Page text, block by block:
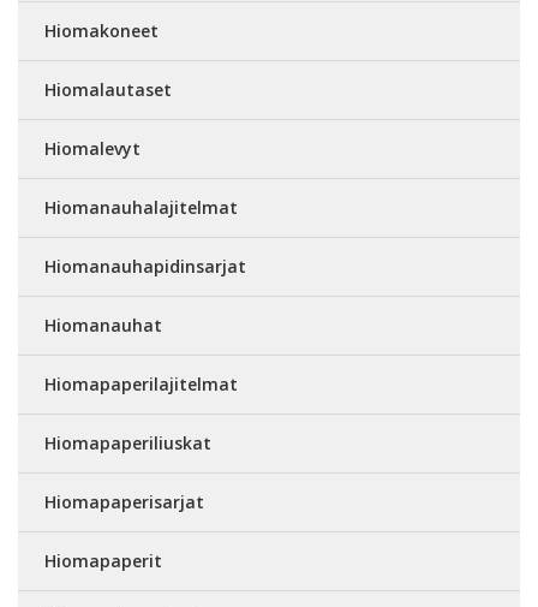
Hiomakoneet
Hiomalautaset
Hiomalevyt
Hiomanauhalajitelmat
Hiomanauhapidinsarjat
Hiomanauhat
Hiomapaperilajitelmat
Hiomapaperiliuskat
Hiomapaperisarjat
Hiomapaperit